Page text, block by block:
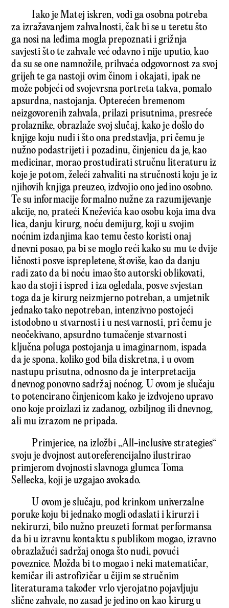
Iako je Matej iskren, vodi ga osobna potreba
za izražavanjem zahvalnosti, čak bi se u teretu što
ga nosi na leđima mogla prepoznati i grižnja
savjesti što te zahvale već odavno i nije uputio, kao
da su se one namnožile, prihvaća odgovornost za svoj
grijeh te ga nastoji ovim činom i okajati, ipak ne
može pobjeći od svojevrsna portreta takva, pomalo
apsurdna, nastojanja. Opterećen bremenom
neizgovorenih zahvala, prilazi prisutnima, presreće
prolaznike, obrazlaže svoj slučaj, kako je došlo do
knjige koju nudi i što ona predstavlja, pri čemu je
nužno podastrijeti i pozadinu, činjenicu da je, kao
medicinar, morao prostudirati stručnu literaturu iz
koje je potom, želeći zahvaliti na stručnosti koju je iz
njihovih knjiga preuzeo, izdvojio ono jedino osobno.
Te su informacije formalno nužne za razumijevanje
akcije, no, prateći Kneževića kao osobu koja ima dva
lica, danju kirurg, noću demijurg, koji u svojim
noćnim izdanjima kao temu često koristi onaj
dnevni posao, pa bi se moglo reći kako su mu te dvije
ličnosti posve isprepletene, štoviše, kao da danju
radi zato da bi noću imao što autorski oblikovati,
kao da stoji i ispred i iza ogledala, posve svjestan
toga da je kirurg neizmjerno potreban, a umjetnik
jednako tako nepotreban, intenzivno postojeći
istodobno u stvarnosti i u nestvarnosti, pri čemu je
neočekivano, apsurdno tumačenje stvarnosti
ključna poluga postojanja u imaginarnom, ispada
da je spona, koliko god bila diskretna, i u ovom
nastupu prisutna, odnosno da je interpretacija
dnevnog ponovno sadržaj noćnog. U ovom je slučaju
to potencirano činjenicom kako je izdvojeno upravo
ono koje proizlazi iz zadanog, ozbiljnog ili dnevnog,
ali mu izrazom ne pripada.
Primjerice, na izložbi „All-inclusive strategies“
svoju je dvojnost autoreferencijalno ilustrirao
primjerom dvojnosti slavnoga glumca Toma
Sellecka, koji je uzgajao avokado.
U ovom je slučaju, pod krinkom univerzalne
poruke koju bi jednako mogli odaslati i kirurzi i
nekirurzi, bilo nužno preuzeti format performansa
da bi u izravnu kontaktu s publikom mogao, izravno
obrazlažući sadržaj onoga što nudi, povući
poveznice. Možda bi to mogao i neki matematičar,
kemičar ili astrofizičar u čijim se stručnim
literaturama također vrlo vjerojatno pojavljuju
slične zahvale, no zasad je jedino on kao kirurg u